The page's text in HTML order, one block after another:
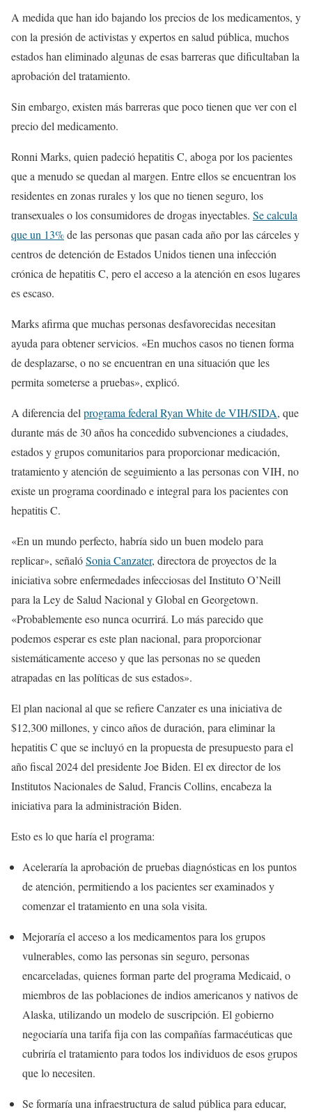
A medida que han ido bajando los precios de los medicamentos, y
con la presión de activistas y expertos en salud pública, muchos
estados han eliminado algunas de esas barreras que dificultaban la
aprobación del tratamiento.
Sin embargo, existen más barreras que poco tienen que ver con el
precio del medicamento.
Ronni Marks, quien padeció hepatitis C, aboga por los pacientes
que a menudo se quedan al margen. Entre ellos se encuentran los
residentes en zonas rurales y los que no tienen seguro, los
transexuales o los consumidores de drogas inyectables. Se calcula
que un 13%de las personas que pasan cada año por las cárceles y
centros de detención de Estados Unidos tienen una infección
crónica de hepatitis C, pero el acceso a la atención en esos lugares
es escaso.
Marks afirma que muchas personas desfavorecidas necesitan
ayuda para obtener servicios. «En muchos casos no tienen forma
de desplazarse, o no se encuentran en una situación que les
permita someterse a pruebas», explicó.
A diferencia delprograma federal Ryan White de VIH/SIDA, que
durante más de 30 años ha concedido subvenciones a ciudades,
estados y grupos comunitarios para proporcionar medicación,
tratamiento y atención de seguimiento a las personas con VIH, no
existe un programa coordinado e integral para los pacientes con
hepatitis C.
«En un mundo perfecto, habría sido un buen modelo para
replicar», señalóSonia Canzater, directora de proyectos de la
iniciativa sobre enfermedades infecciosas del Instituto O’Neill
para la Ley de Salud Nacional y Global en Georgetown.
«Probablemente eso nunca ocurrirá. Lo más parecido que
podemos esperar es este plan nacional, para proporcionar
sistemáticamente acceso y que las personas no se queden
atrapadas en las políticas de sus estados».
El plan nacional al que se refiere Canzater es una iniciativa de
$12,300 millones, y cinco años de duración, para eliminar la
hepatitis C que se incluyó en la propuesta de presupuesto para el
año fiscal 2024 del presidente Joe Biden. El ex director de los
Institutos Nacionales de Salud, Francis Collins, encabeza la
iniciativa para la administración Biden.
Esto es lo que haría el programa:
Aceleraría la aprobación de pruebas diagnósticas en los puntos
de atención, permitiendo a los pacientes ser examinados y
comenzar el tratamiento en una sola visita.
Mejoraría el acceso a los medicamentos para los grupos
vulnerables, como las personas sin seguro, personas
encarceladas, quienes forman parte del programa Medicaid, o
miembros de las poblaciones de indios americanos y nativos de
Alaska, utilizando un modelo de suscripción. El gobierno
negociaría una tarifa fija con las compañías farmacéuticas que
cubriría el tratamiento para todos los individuos de esos grupos
que lo necesiten.
Se formaría una infraestructura de salud pública para educar,